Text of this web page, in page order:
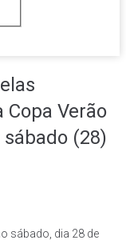
Copa Verão
sábado (28)
sábado, dia 28 de